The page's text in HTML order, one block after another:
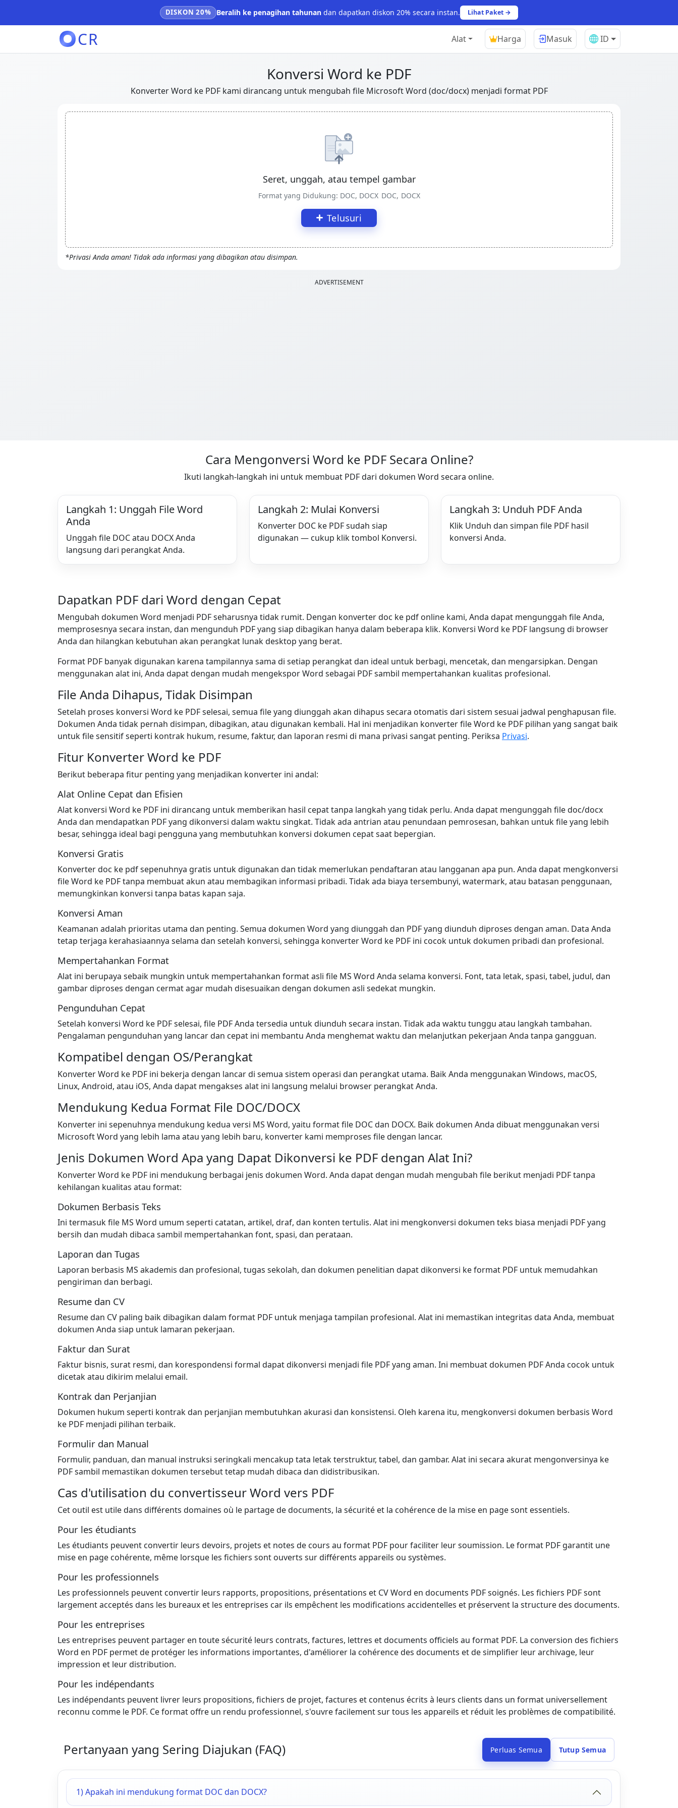
DISKON 20% Beralih ke penagihan tahunan dan dapatkan diskon 20% secara instan. Lihat Paket →
CR Alat Harga Masuk ID
Konversi Word ke PDF
Konverter Word ke PDF kami dirancang untuk mengubah file Microsoft Word (doc/docx) menjadi format PDF
Seret, unggah, atau tempel gambar
Format yang Didukung: DOC, DOCX DOC, DOCX
Telusuri
*Privasi Anda aman! Tidak ada informasi yang dibagikan atau disimpan.
ADVERTISEMENT
Cara Mengonversi Word ke PDF Secara Online?
Ikuti langkah-langkah ini untuk membuat PDF dari dokumen Word secara online.
Langkah 1: Unggah File Word
Anda
Unggah file DOC atau DOCX Anda
langsung dari perangkat Anda.
Langkah 2: Mulai Konversi
Konverter DOC ke PDF sudah siap
digunakan — cukup klik tombol Konversi.
Langkah 3: Unduh PDF Anda
Klik Unduh dan simpan file PDF hasil
konversi Anda.
Dapatkan PDF dari Word dengan Cepat
Mengubah dokumen Word menjadi PDF seharusnya tidak rumit. Dengan konverter doc ke pdf online kami, Anda dapat mengunggah file Anda,
memprosesnya secara instan, dan mengunduh PDF yang siap dibagikan hanya dalam beberapa klik. Konversi Word ke PDF langsung di browser
Anda dan hilangkan kebutuhan akan perangkat lunak desktop yang berat.
Format PDF banyak digunakan karena tampilannya sama di setiap perangkat dan ideal untuk berbagi, mencetak, dan mengarsipkan. Dengan
menggunakan alat ini, Anda dapat dengan mudah mengekspor Word sebagai PDF sambil mempertahankan kualitas profesional.
File Anda Dihapus, Tidak Disimpan
Setelah proses konversi Word ke PDF selesai, semua file yang diunggah akan dihapus secara otomatis dari sistem sesuai jadwal penghapusan file.
Dokumen Anda tidak pernah disimpan, dibagikan, atau digunakan kembali. Hal ini menjadikan konverter file Word ke PDF pilihan yang sangat baik
untuk file sensitif seperti kontrak hukum, resume, faktur, dan laporan resmi di mana privasi sangat penting. Periksa Privasi.
Fitur Konverter Word ke PDF
Berikut beberapa fitur penting yang menjadikan konverter ini andal:
Alat Online Cepat dan Efisien
Alat konversi Word ke PDF ini dirancang untuk memberikan hasil cepat tanpa langkah yang tidak perlu. Anda dapat mengunggah file doc/docx
Anda dan mendapatkan PDF yang dikonversi dalam waktu singkat. Tidak ada antrian atau penundaan pemrosesan, bahkan untuk file yang lebih
besar, sehingga ideal bagi pengguna yang membutuhkan konversi dokumen cepat saat bepergian.
Konversi Gratis
Konverter doc ke pdf sepenuhnya gratis untuk digunakan dan tidak memerlukan pendaftaran atau langganan apa pun. Anda dapat mengkonversi
file Word ke PDF tanpa membuat akun atau membagikan informasi pribadi. Tidak ada biaya tersembunyi, watermark, atau batasan penggunaan,
memungkinkan konversi tanpa batas kapan saja.
Konversi Aman
Keamanan adalah prioritas utama dan penting. Semua dokumen Word yang diunggah dan PDF yang diunduh diproses dengan aman. Data Anda
tetap terjaga kerahasiaannya selama dan setelah konversi, sehingga konverter Word ke PDF ini cocok untuk dokumen pribadi dan profesional.
Mempertahankan Format
Alat ini berupaya sebaik mungkin untuk mempertahankan format asli file MS Word Anda selama konversi. Font, tata letak, spasi, tabel, judul, dan
gambar diproses dengan cermat agar mudah disesuaikan dengan dokumen asli sedekat mungkin.
Pengunduhan Cepat
Setelah konversi Word ke PDF selesai, file PDF Anda tersedia untuk diunduh secara instan. Tidak ada waktu tunggu atau langkah tambahan.
Pengalaman pengunduhan yang lancar dan cepat ini membantu Anda menghemat waktu dan melanjutkan pekerjaan Anda tanpa gangguan.
Kompatibel dengan OS/Perangkat
Konverter Word ke PDF ini bekerja dengan lancar di semua sistem operasi dan perangkat utama. Baik Anda menggunakan Windows, macOS,
Linux, Android, atau iOS, Anda dapat mengakses alat ini langsung melalui browser perangkat Anda.
Mendukung Kedua Format File DOC/DOCX
Konverter ini sepenuhnya mendukung kedua versi MS Word, yaitu format file DOC dan DOCX. Baik dokumen Anda dibuat menggunakan versi
Microsoft Word yang lebih lama atau yang lebih baru, konverter kami memproses file dengan lancar.
Jenis Dokumen Word Apa yang Dapat Dikonversi ke PDF dengan Alat Ini?
Konverter Word ke PDF ini mendukung berbagai jenis dokumen Word. Anda dapat dengan mudah mengubah file berikut menjadi PDF tanpa
kehilangan kualitas atau format:
Dokumen Berbasis Teks
Ini termasuk file MS Word umum seperti catatan, artikel, draf, dan konten tertulis. Alat ini mengkonversi dokumen teks biasa menjadi PDF yang
bersih dan mudah dibaca sambil mempertahankan font, spasi, dan perataan.
Laporan dan Tugas
Laporan berbasis MS akademis dan profesional, tugas sekolah, dan dokumen penelitian dapat dikonversi ke format PDF untuk memudahkan
pengiriman dan berbagi.
Resume dan CV
Resume dan CV paling baik dibagikan dalam format PDF untuk menjaga tampilan profesional. Alat ini memastikan integritas data Anda, membuat
dokumen Anda siap untuk lamaran pekerjaan.
Faktur dan Surat
Faktur bisnis, surat resmi, dan korespondensi formal dapat dikonversi menjadi file PDF yang aman. Ini membuat dokumen PDF Anda cocok untuk
dicetak atau dikirim melalui email.
Kontrak dan Perjanjian
Dokumen hukum seperti kontrak dan perjanjian membutuhkan akurasi dan konsistensi. Oleh karena itu, mengkonversi dokumen berbasis Word
ke PDF menjadi pilihan terbaik.
Formulir dan Manual
Formulir, panduan, dan manual instruksi seringkali mencakup tata letak terstruktur, tabel, dan gambar. Alat ini secara akurat mengonversinya ke
PDF sambil memastikan dokumen tersebut tetap mudah dibaca dan didistribusikan.
Cas d'utilisation du convertisseur Word vers PDF
Cet outil est utile dans différents domaines où le partage de documents, la sécurité et la cohérence de la mise en page sont essentiels.
Pour les étudiants
Les étudiants peuvent convertir leurs devoirs, projets et notes de cours au format PDF pour faciliter leur soumission. Le format PDF garantit une
mise en page cohérente, même lorsque les fichiers sont ouverts sur différents appareils ou systèmes.
Pour les professionnels
Les professionnels peuvent convertir leurs rapports, propositions, présentations et CV Word en documents PDF soignés. Les fichiers PDF sont
largement acceptés dans les bureaux et les entreprises car ils empêchent les modifications accidentelles et préservent la structure des documents.
Pour les entreprises
Les entreprises peuvent partager en toute sécurité leurs contrats, factures, lettres et documents officiels au format PDF. La conversion des fichiers
Word en PDF permet de protéger les informations importantes, d'améliorer la cohérence des documents et de simplifier leur archivage, leur
impression et leur distribution.
Pour les indépendants
Les indépendants peuvent livrer leurs propositions, fichiers de projet, factures et contenus écrits à leurs clients dans un format universellement
reconnu comme le PDF. Ce format offre un rendu professionnel, s'ouvre facilement sur tous les appareils et réduit les problèmes de compatibilité.
Pertanyaan yang Sering Diajukan (FAQ) Perluas Semua Tutup Semua
1) Apakah ini mendukung format DOC dan DOCX?